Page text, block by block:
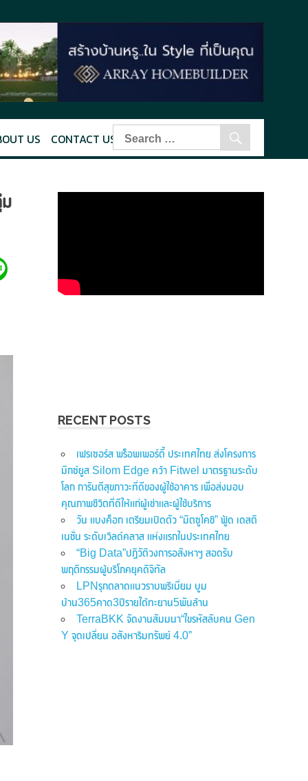
US CONTACT US
RECENT POSTS
เฟรเซอร์ส พร็อพเพอร์ตี้ ประเทศไทย ส่งโครงการ
มิกซ์ยูส Silom Edge คว้า Fitwel มาตรฐานระดับ
โลก การันตีสุขภาวะที่ดีของผู้ใช้อาคาร เพื่อส่งมอบ
คุณภาพชีวิตที่ดีให้แก่ผู้เช่าและผู้ใช้บริการ
วัน แบงค็อก เตรียมเปิดตัว “มิตซูโคชิ” ฟู้ด เดสติ
เนชั่น ระดับเวิลด์คลาส แห่งแรกในประเทศไทย
“Big Data”ปฏิวัติวงการอสังหาฯ สอดรับ
พฤติกรรมผู้บริโภคยุคดิจิทัล
LPNรุกตลาดแนวราบพรีเมี่ยม บูม
บ้าน365คาด3ปีรายได้ทะยาน5พันล้าน
TerraBKK จัดงานสัมมนา“ไขรหัสลับคน Gen
Y จุดเปลี่ยน อสังหาริมทรัพย์ 4.0”